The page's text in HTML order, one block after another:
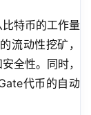
特币的工作量
流动性挖矿，
全性。同时，
代币的自动